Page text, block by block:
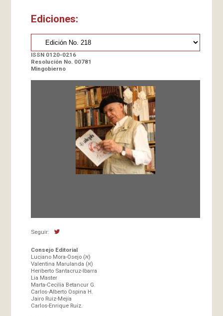
Ediciones:
ISSN 0120-0216
Resolución No. 00781
Mingobierno
Seguir:
Consejo Editorial
Luciano Mora-Osejo (א)
Valentina Marulanda (א)
Heriberto Santacruz-Ibarra
Lia Master
Marta-Cecilia Betancur G.
Carlos-Alberto Ospina H.
Jairo Ruiz-Mejía
Carlos-Enrique Ruiz.